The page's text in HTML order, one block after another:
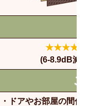
★★★★
(6-8.9dB減)
・ドアやお部屋の間仕